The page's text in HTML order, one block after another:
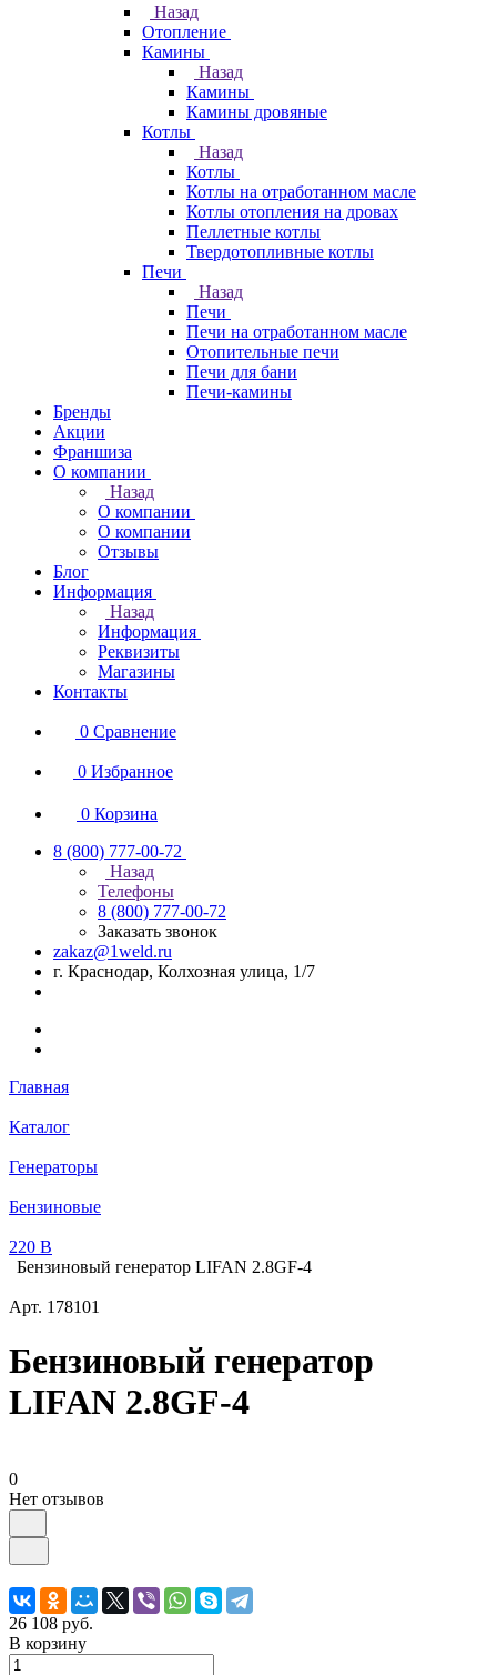
Назад
Отопление
Камины
Назад
Камины
Камины дровяные
Котлы
Назад
Котлы
Котлы на отработанном масле
Котлы отопления на дровах
Пеллетные котлы
Твердотопливные котлы
Печи
Назад
Печи
Печи на отработанном масле
Отопительные печи
Печи для бани
Печи-камины
Бренды
Акции
Франшиза
О компании
Назад
О компании
О компании
Отзывы
Блог
Информация
Назад
Информация
Реквизиты
Магазины
Контакты
0 Сравнение
0 Избранное
0 Корзина
8 (800) 777-00-72
Назад
Телефоны
8 (800) 777-00-72
Заказать звонок
zakaz@1weld.ru
г. Краснодар, Колхозная улица, 1/7
Главная
Каталог
Генераторы
Бензиновые
220 В
Бензиновый генератор LIFAN 2.8GF-4
Арт. 178101
Бензиновый генератор
LIFAN 2.8GF-4
0
Нет отзывов
26 108 руб.
В корзину